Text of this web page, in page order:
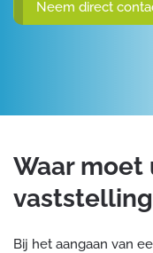
Neem direct
Waar
Bij het aangaan van